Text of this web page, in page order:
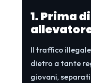
1. Prima
Il traffico
dietro a tante
giovani,